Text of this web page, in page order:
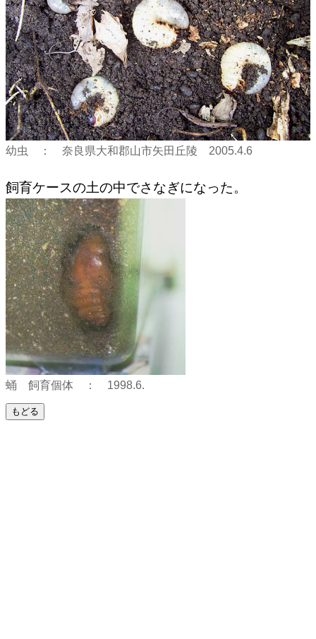
幼虫 ： 奈良県大和郡山市矢田丘陵 2005.4.6
飼育ケースの土の中でさなぎになった。
蛹 飼育個体 ： 1998.6.